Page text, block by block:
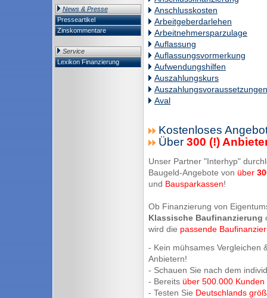
News & Presse
Presseartikel
Zinskommentare
Service
Lexikon Finanzierung
Anschlusskosten
Arbeitgeberdarlehen
Arbeitnehmersparzulage
Auflassung
Auflassungsvormerkung
Aufwendungshilfen
Auszahlungskurs
Auszahlungsvoraussetzungen
Aval
Kostenloses
Über 300 (!)
Unser Partner "Interhyp"
Baugeld-Angebote von über
und Bausparkassen!
Ob Finanzierung von
Klassische Baufinanzierung
wird die passende
- Kein mühsames Vergleichen
Anbietern!
- Schauen Sie nach dem
- Bereits über 500.000 Kunden
- Testen Sie Deutschlands